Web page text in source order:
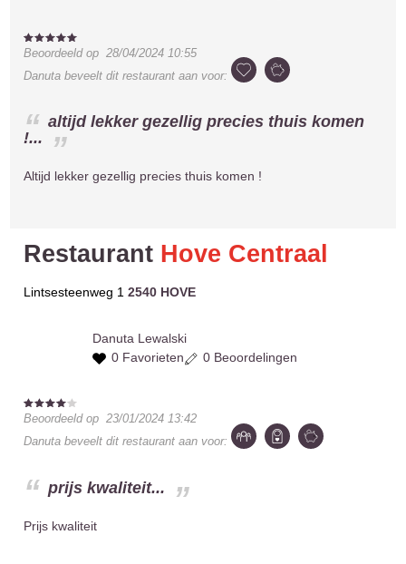
Beoordeeld op28/04/2024 10:55
Danuta beveelt dit restaurant aan voor:
altijd lekker gezellig precies thuis komen
!...
Altijd lekker gezellig precies thuis komen !
Restaurant Hove Centraal
Lintsesteenweg 12540 HOVE
Danuta Lewalski
0 Favorieten
0 Beoordelingen
Beoordeeld op23/01/2024 13:42
Danuta beveelt dit restaurant aan voor:
prijs kwaliteit...
Prijs kwaliteit